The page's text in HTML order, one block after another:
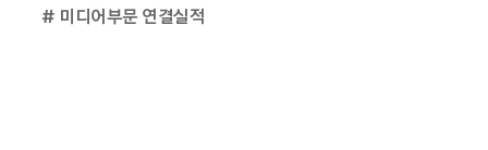
# 미디어부문 연결실적